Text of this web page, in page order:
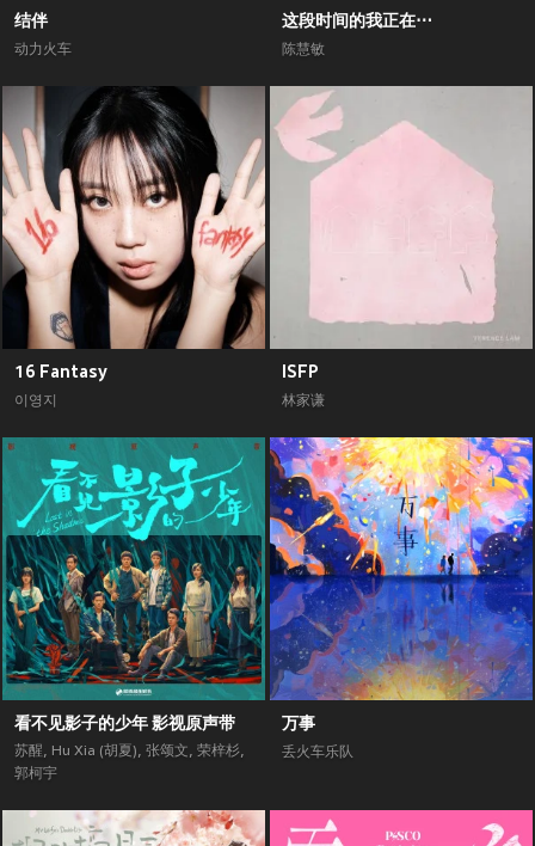
结伴
动力火车
这段时间的我正在⋯
陈慧敏
16 Fantasy
이영지
ISFP
林家谦
看不见影子的少年 影视原声带
苏醒, Hu Xia (胡夏), 张颂文, 荣梓杉,
郭柯宇
万事
丢火车乐队